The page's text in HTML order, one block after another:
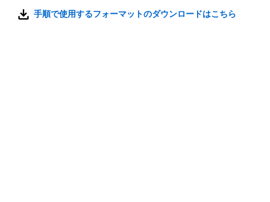
手順で使用するフォーマットのダウンロードはこちら